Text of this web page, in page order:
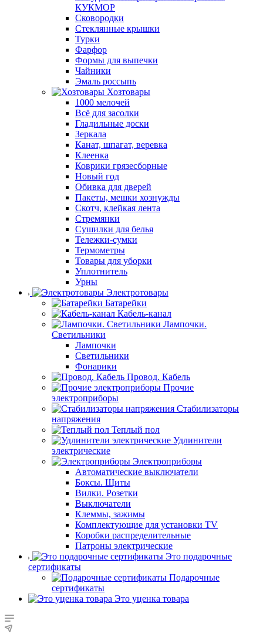
КУКМОР
Сковородки
Стеклянные крышки
Турки
Фарфор
Формы для выпечки
Чайники
Эмаль россыпь
Хозтовары
1000 мелочей
Всё для засолки
Гладильные доски
Зеркала
Канат, шпагат, веревка
Клеенка
Коврики грязесборные
Новый год
Обивка для дверей
Пакеты, мешки хознужды
Скотч, клейкая лента
Стремянки
Сушилки для белья
Тележки-сумки
Термометры
Товары для уборки
Уплотнитель
Урны
Электротовары
Батарейки
Кабель-канал
Лампочки.
Светильники
Лампочки
Светильники
Фонарики
Провод. Кабель
Прочие
электроприборы
Стабилизаторы
напряжения
Теплый пол
Удлинители
электрические
Электроприборы
Автоматические выключатели
Боксы. Щиты
Вилки. Розетки
Выключатели
Клеммы, зажимы
Комплектующие для установки TV
Коробки распределительные
Патроны электрические
Это подарочные
сертификаты
Подарочные
сертификаты
Это уценка товара